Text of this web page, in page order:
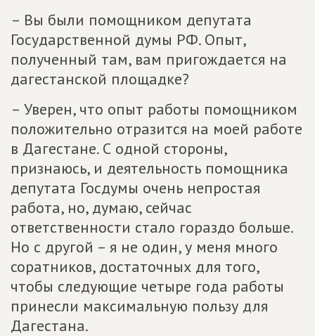
– Вы были помощником депутата
Государственной думы РФ. Опыт,
полученный там, вам пригождается на
дагестанской площадке?
– Уверен, что опыт работы помощником
положительно отразится на моей работе
в Дагестане. С одной стороны,
признаюсь, и деятельность помощника
депутата Госдумы очень непростая
работа, но, думаю, сейчас
ответственности стало гораздо больше.
Но с другой – я не один, у меня много
соратников, достаточных для того,
чтобы следующие четыре года работы
принесли максимальную пользу для
Дагестана.